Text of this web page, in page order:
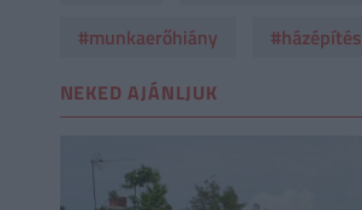
#munkaerőhiány
#házépítés
NEKED AJÁNLJUK